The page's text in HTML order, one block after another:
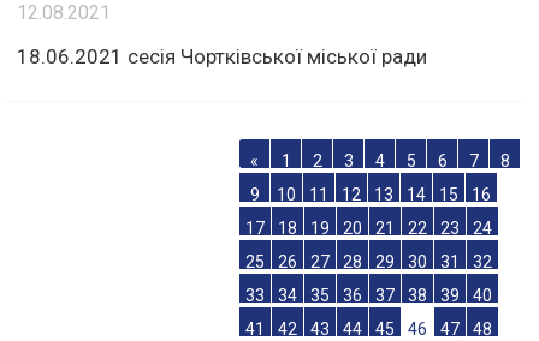
12.08.2021
18.06.2021 сесія Чортківської міської ради
« 1 2 3 4 5 6 7
8
9
10 11 12 13 14 15
16
17
18 19 20 21 22 23
24
25
26 27 28 29 30 31
32
33
34 35 36 37 38 39
40
41
42 43 44 45 46 47
48